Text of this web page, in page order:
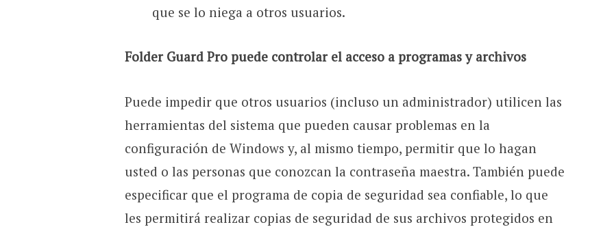
que se lo niega a otros usuarios.
Folder Guard Pro puede controlar el acceso a programas y archivos
Puede impedir que otros usuarios (incluso un administrador) utilicen las
herramientas del sistema que pueden causar problemas en la
configuración de Windows y, al mismo tiempo, permitir que lo hagan
usted o las personas que conozcan la contraseña maestra. También puede
especificar que el programa de copia de seguridad sea confiable, lo que
les permitirá realizar copias de seguridad de sus archivos protegidos en